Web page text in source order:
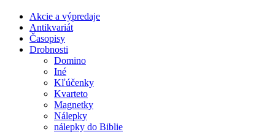
Akcie a výpredaje
Antikvariát
Časopisy
Drobnosti
Domino
Iné
Kľúčenky
Kvarteto
Magnetky
Nálepky
nálepky do Biblie